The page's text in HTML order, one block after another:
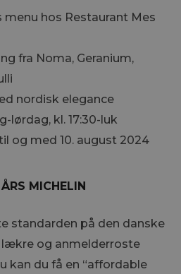
menu hos Restaurant Mes
fra Noma, Geranium,
nordisk elegance
lørdag, kl. 17:30-luk
og med 10. august 2024
MICHELIN
standarden på den danske
og anmelderroste
kan du få en “affordable